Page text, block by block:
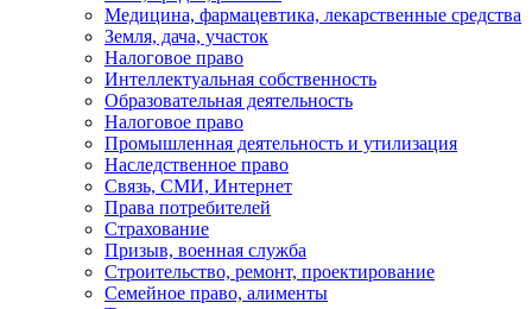
Медицина, фармацевтика, лекарственные средства
Земля, дача, участок
Налоговое право
Интеллектуальная собственность
Образовательная деятельность
Налоговое право
Промышленная деятельность и утилизация
Наследственное право
Связь, СМИ, Интернет
Права потребителей
Страхование
Призыв, военная служба
Строительство, ремонт, проектирование
Семейное право, алименты